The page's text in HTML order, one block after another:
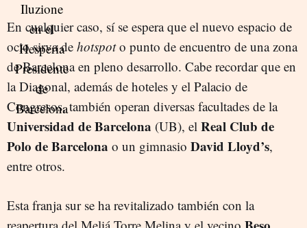
En cualquier caso, sí se espera que el nuevo espacio de
ocio sirva de hotspoto punto de encuentro de una zona
de Barcelona en pleno desarrollo. Cabe recordar que en
la Diagonal, además de hoteles y el Palacio de
Congresos, también operan diversas facultades de la
Universidad de Barcelona (UB), el Real Club de
Polo de Barcelona o un gimnasio David Lloyd’s,
entre otros.
Esta franja sur se ha revitalizado también con la